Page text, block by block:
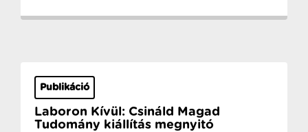
Publikáció
Laboron Kívül: Csináld Magad
Tudomány kiállítás megnyitó